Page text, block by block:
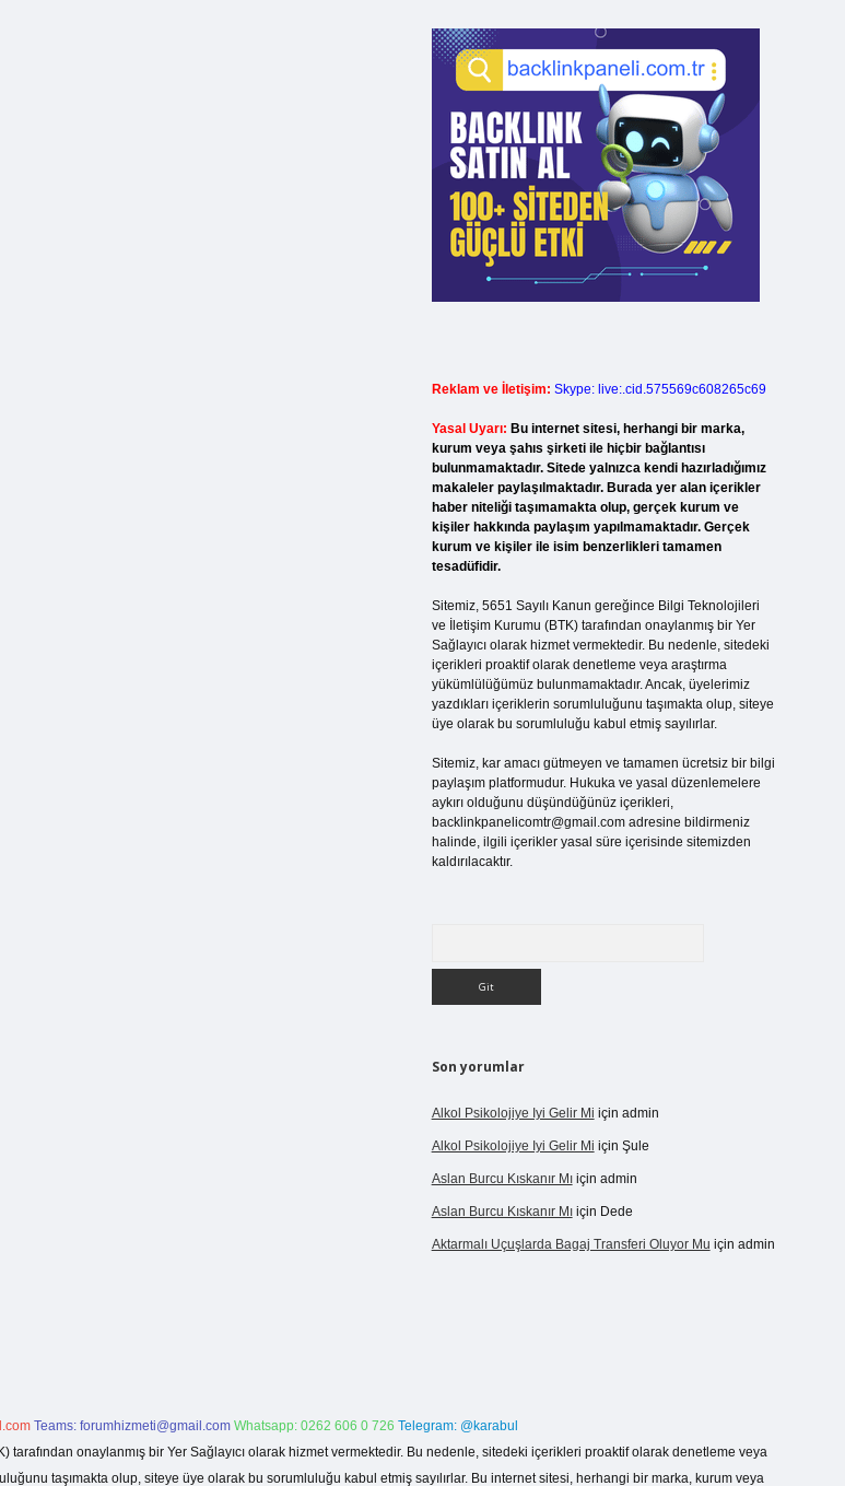
Reklam ve İletişim: Skype: live:.cid.575569c608265c69
Yasal Uyarı: Bu internet sitesi, herhangi bir marka,
kurum veya şahıs şirketi ile hiçbir bağlantısı
bulunmamaktadır. Sitede yalnızca kendi hazırladığımız
makaleler paylaşılmaktadır. Burada yer alan içerikler
haber niteliği taşımamakta olup, gerçek kurum ve
kişiler hakkında paylaşım yapılmamaktadır. Gerçek
kurum ve kişiler ile isim benzerlikleri tamamen
tesadüfidir.
Sitemiz, 5651 Sayılı Kanun gereğince Bilgi Teknolojileri
ve İletişim Kurumu (BTK) tarafından onaylanmış bir Yer
Sağlayıcı olarak hizmet vermektedir. Bu nedenle, sitedeki
içerikleri proaktif olarak denetleme veya araştırma
yükümlülüğümüz bulunmamaktadır. Ancak, üyelerimiz
yazdıkları içeriklerin sorumluluğunu taşımakta olup, siteye
üye olarak bu sorumluluğu kabul etmiş sayılırlar.
Sitemiz, kar amacı gütmeyen ve tamamen ücretsiz bir bilgi
paylaşım platformudur. Hukuka ve yasal düzenlemelere
aykırı olduğunu düşündüğünüz içerikleri,
backlinkpanelicomtr@gmail.comadresine bildirmeniz
halinde, ilgili içerikler yasal süre içerisinde sitemizden
kaldırılacaktır.
Son yorumlar
Alkol Psikolojiye Iyi Gelir Mi için admin
Alkol Psikolojiye Iyi Gelir Mi için Şule
Aslan Burcu Kıskanır Mıiçin admin
Aslan Burcu Kıskanır Mıiçin Dede
Aktarmalı Uçuşlarda Bagaj Transferi Oluyor Mu için admin
Teams: forumhizmeti@gmail.com Whatsapp: 0262 606 0 726 Telegram: @karabul
onaylanmış bir Yer Sağlayıcı olarak hizmet vermektedir. Bu nedenle, sitedeki içerikleri proaktif olarak denetleme veya
taşımakta olup, siteye üye olarak bu sorumluluğu kabul etmiş sayılırlar. Bu internet sitesi, herhangi bir marka, kurum veya